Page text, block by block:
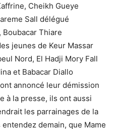
Cheikh Gueye
Sall délégué
Thiare
jeunes de Keur Massar
Nord, El Hadji Mory Fall
et Babacar Diallo
annoncé leur démission
à la presse, ils ont aussi
les parrainages de la
demain, que Mame